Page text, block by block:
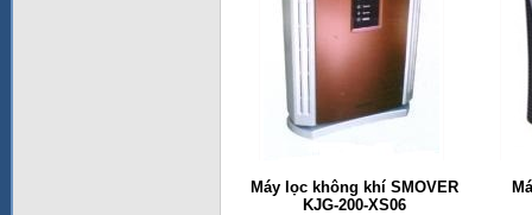
Máy lọc không khí SMOVER
KJG-200-XS06